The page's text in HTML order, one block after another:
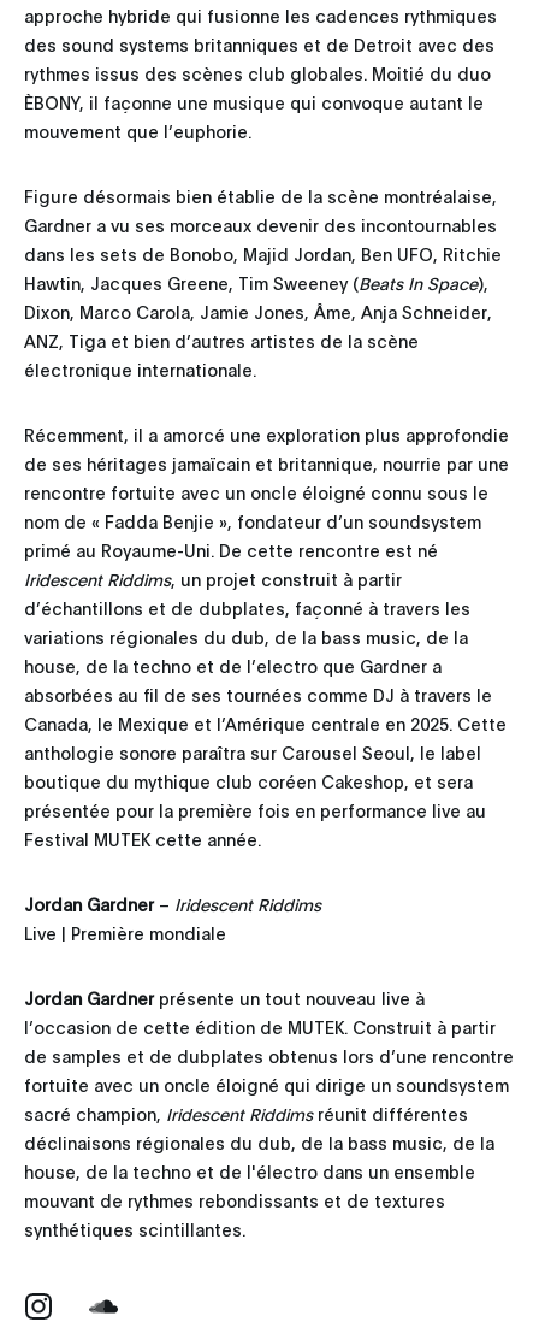
approche hybride qui fusionne les cadences rythmiques
des sound systems britanniques et de Detroit avec des
rythmes issus des scènes club globales. Moitié du duo
ÈBONY, il façonne une musique qui convoque autant le
mouvement que l’euphorie.
Figure désormais bien établie de la scène montréalaise,
Gardner a vu ses morceaux devenir des incontournables
dans les sets de Bonobo, Majid Jordan, Ben UFO, Ritchie
Hawtin, Jacques Greene, Tim Sweeney (Beats In Space),
Dixon, Marco Carola, Jamie Jones, Âme, Anja Schneider,
ANZ, Tiga et bien d’autres artistes de la scène
électronique internationale.
Récemment, il a amorcé une exploration plus approfondie
de ses héritages jamaïcain et britannique, nourrie par une
rencontre fortuite avec un oncle éloigné connu sous le
nom de « Fadda Benjie », fondateur d’un soundsystem
primé au Royaume-Uni. De cette rencontre est né
Iridescent Riddims, un projet construit à partir
d’échantillons et de dubplates, façonné à travers les
variations régionales du dub, de la bass music, de la
house, de la techno et de l’electro que Gardner a
absorbées au fil de ses tournées comme DJ à travers le
Canada, le Mexique et l’Amérique centrale en 2025. Cette
anthologie sonore paraîtra sur Carousel Seoul, le label
boutique du mythique club coréen Cakeshop, et sera
présentée pour la première fois en performance live au
Festival MUTEK cette année.
Jordan Gardner– Iridescent Riddims
Live | Première mondiale
Jordan Gardnerprésente un tout nouveau live à
l’occasion de cette édition de MUTEK. Construit à partir
de samples et de dubplates obtenus lors d’une rencontre
fortuite avec un oncle éloigné qui dirige un soundsystem
sacré champion, Iridescent Riddimsréunit différentes
déclinaisons régionales du dub, de la bass music, de la
house, de la techno et de l'électro dans un ensemble
mouvant de rythmes rebondissants et de textures
synthétiques scintillantes.